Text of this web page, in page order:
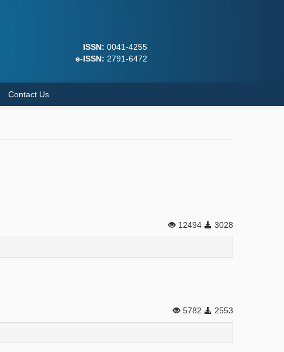
ISSN: 0041-4255
e-ISSN: 2791-6472
Contact Us
12494 3028
5782 2553